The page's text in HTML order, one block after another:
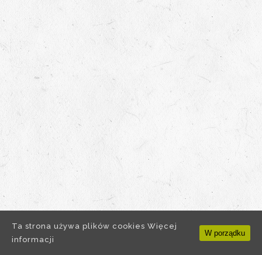
Ta strona używa plików cookies Więcej
informacji
W porządku